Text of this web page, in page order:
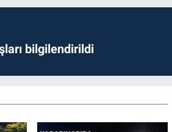
bilgilendirildi